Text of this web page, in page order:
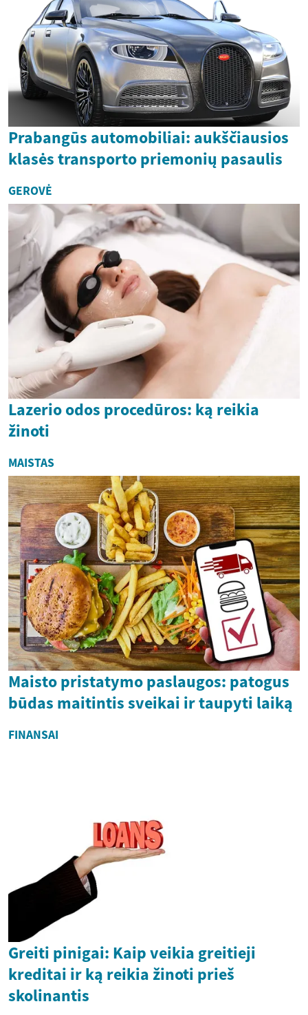
Prabangūs automobiliai: aukščiausios
klasės transporto priemonių pasaulis
GEROVĖ
Lazerio odos procedūros: ką reikia
žinoti
MAISTAS
Maisto pristatymo paslaugos: patogus
būdas maitintis sveikai ir taupyti laiką
FINANSAI
Greiti pinigai: Kaip veikia greitieji
kreditai ir ką reikia žinoti prieš
skolinantis